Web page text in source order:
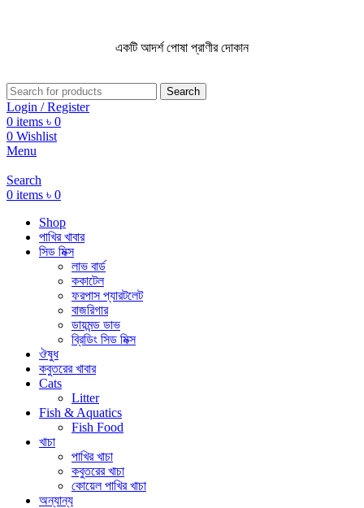
একটি আদর্শ পোষা প্রাণীর দোকান
Search
Login / Register
0 items ৳ 0
0 Wishlist
Menu
Search
0 items ৳ 0
Shop
পাখির খাবার
সিড মিক্স
লাভ বার্ড
ককাটেল
ফরপাস প্যারটলেট
বাজরিগার
ডায়মন্ড ডাভ
ব্রিডিং সিড মিক্স
ঔষুধ
কবুতরের খাবার
Cats
Litter
Fish & Aquatics
Fish Food
খাচা
পাখির খাচা
কবুতরের খাচা
কোয়েল পাখির খাচা
অন্যান্য